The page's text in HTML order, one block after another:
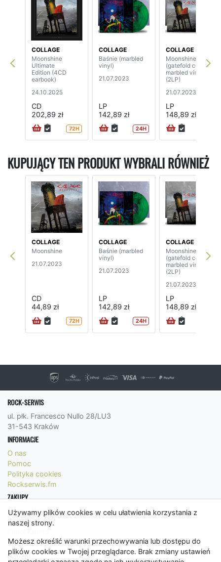
Używamy plików cookies w celu ułatwienia korzystania z
naszej strony.
Możesz określić warunki przechowywania lub dostępu do
plików cookies w Twojej przeglądarce. Brak zmiany ustawień
COLLAGE
Moonshine
Ultimate
Edition (4CD
earbook)
24.10.2025
CD
202,89 zł
72H
COLLAGE
Baśnie (marbled
vinyl)
21.07.2023
LP
142,89 zł
24H
COLLAGE
Moonshine
(gatefold cover,
marbled vinyl)
(2LP)
21.07.2023
LP
148,89 zł
KUPUJĄCY TEN PRODUKT WYBRALI RÓWNIEŻ
COLLAGE
Moonshine
21.07.2023
CD
44,89 zł
72H
COLLAGE
Baśnie (marbled
vinyl)
21.07.2023
LP
142,89 zł
24H
COLLAGE
Moonshine
(gatefold cover,
marbled vinyl)
(2LP)
21.07.2023
LP
148,89 zł
ROCK-SERWIS
ul. płk. Francesco Nullo 28/LU3
31-543 Kraków
INFORMACJE
O nas
Pomoc
Polityka cookies
Rockserwis.fm
ZAKUPY
Formy płatności
Koszty wysyłki
Regulamin
KONTAKT